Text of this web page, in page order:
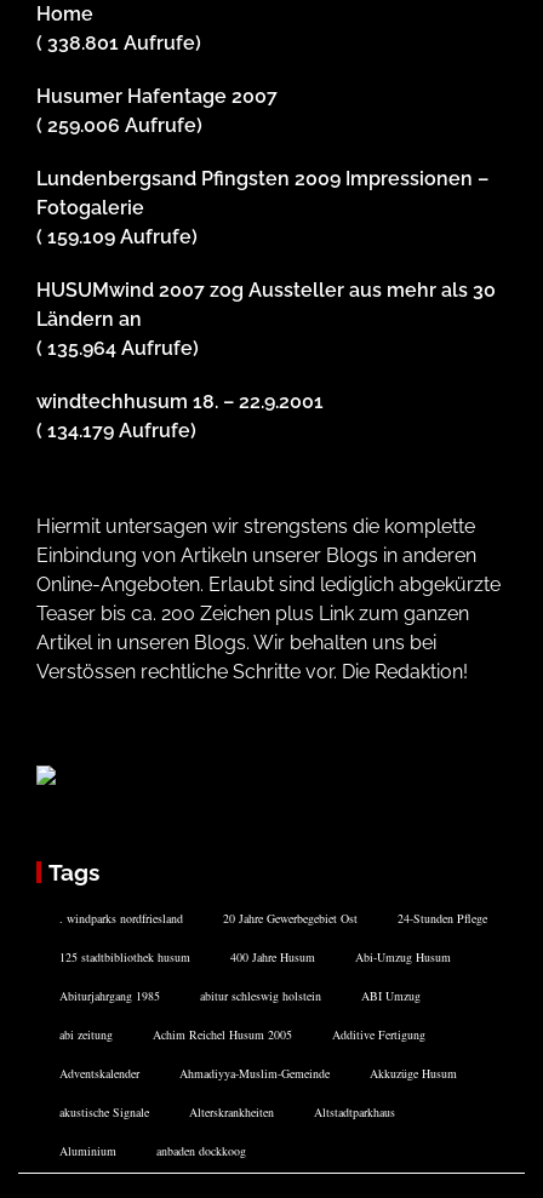
Home
( 338.801 Aufrufe)
Husumer Hafentage 2007
( 259.006 Aufrufe)
Lundenbergsand Pfingsten 2009 Impressionen –
Fotogalerie
( 159.109 Aufrufe)
HUSUMwind 2007 zog Aussteller aus mehr als 30
Ländern an
( 135.964 Aufrufe)
windtechhusum 18. – 22.9.2001
( 134.179 Aufrufe)
Hiermit untersagen wir strengstens die komplette
Einbindung von Artikeln unserer Blogs in anderen
Online-Angeboten. Erlaubt sind lediglich abgekürzte
Teaser bis ca. 200 Zeichen plus Link zum ganzen
Artikel in unseren Blogs. Wir behalten uns bei
Verstössen rechtliche Schritte vor. Die Redaktion!
Tags
. windparks nordfriesland 20 Jahre Gewerbegebiet Ost 24-Stunden Pflege
125 stadtbibliothek husum 400 Jahre Husum Abi-Umzug Husum
Abiturjahrgang 1985 abitur schleswig holstein ABI Umzug
abi zeitung Achim Reichel Husum 2005 Additive Fertigung
Adventskalender Ahmadiyya-Muslim-Gemeinde Akkuzüge Husum
akustische Signale Alterskrankheiten Altstadtparkhaus
Aluminium anbaden dockkoog